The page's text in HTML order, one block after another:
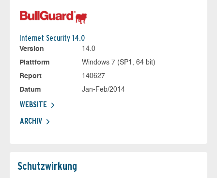
Internet Security 14.0
Version
14.0
Plattform
Windows 7 (SP1, 64 bit)
Report
140627
Datum
Jan-Feb/2014
WEBSITE
ARCHIV
Schutz­wirkung